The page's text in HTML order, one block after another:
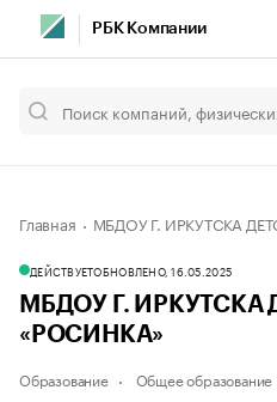
РБК Компании
Главная МБДОУ Г. ИРКУТСКА
ДЕЙСТВУЕТОБНОВЛЕНО, 16.05.2025
МБДОУ Г.
«РОСИНКА»
Образование Общее образование